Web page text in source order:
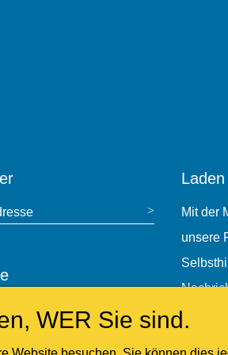
WER Sie sind.
Mit der
unsere
Ihren